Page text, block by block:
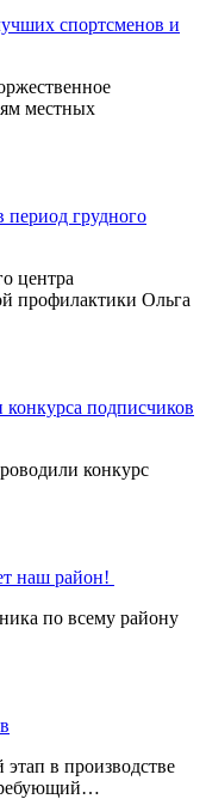
спортсменов и
местных
период грудного
центра
профилактики Ольга
конкурса подписчиков
конкурс
наш район!
по всему району
в производстве